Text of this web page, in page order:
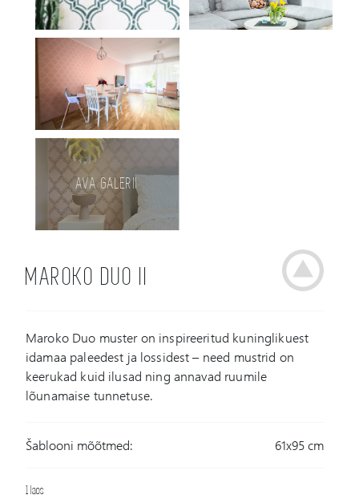
AVA GALERII
MAROKO DUO II
Maroko Duo muster on inspireeritud kuninglikuest
idamaa paleedest ja lossidest – need mustrid on
keerukad kuid ilusad ning annavad ruumile
lõunamaise tunnetuse.
Šablooni mõõtmed: 61x95 cm
1 laos